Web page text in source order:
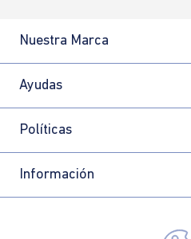
Nuestra Marca
Ayudas
Políticas
Información